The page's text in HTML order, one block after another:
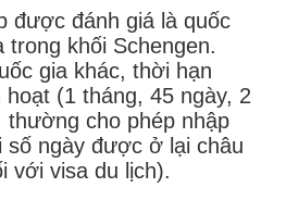
được đánh giá là quốc
trong khối Schengen.
gia khác, thời hạn
hoạt (1 tháng, 45 ngày, 2
cho phép nhập
số ngày được ở lại châu
với visa du lịch).